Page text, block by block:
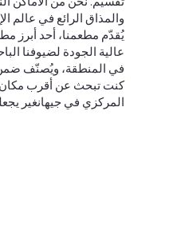
والمذاق الرائع في عالم
يُقدّم مطعمنا، أحد أبرز
عالية الجودة لضيوفنا
في المنطقة، ويُصنّف ضمن
كنت تبحث عن أقرب مكان
المركزي في جيهانغير